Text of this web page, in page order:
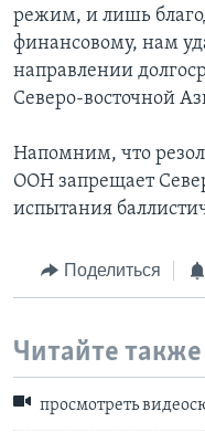
режим, и лишь
финансовому, нам
направлении
Северо-восточной
Напомним, что
ООН запрещает
испытания
Поделиться
Читайте также
просмотреть